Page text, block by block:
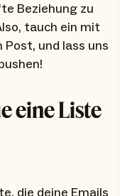
Beziehung zu
tauch ein mit
und lass uns
eine Liste